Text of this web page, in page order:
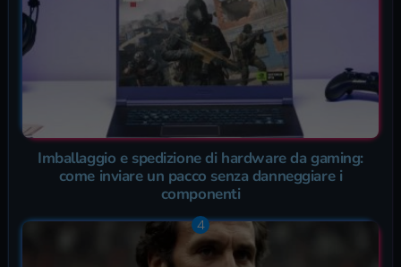
Imballaggio e spedizione di hardware da gaming:
come inviare un pacco senza danneggiare i
componenti